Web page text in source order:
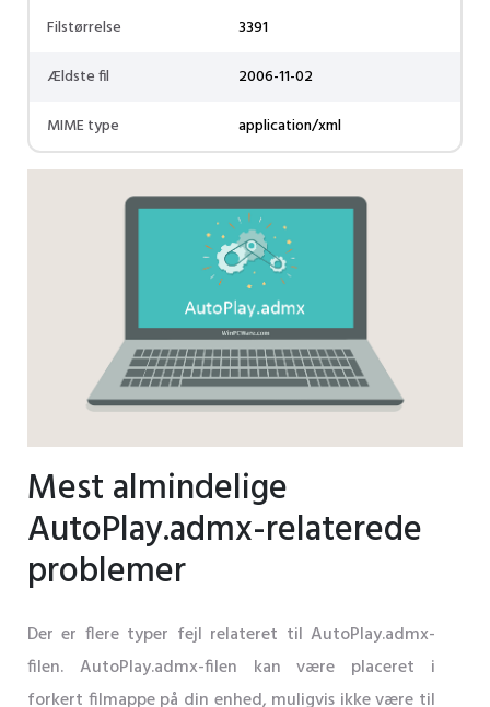
Filstørrelse
3391
Ældste fil
2006-11-02
MIME type
application/xml
Mest almindelige
AutoPlay.admx-relaterede
problemer
Der er flere typer fejl relateret til AutoPlay.admx-
filen. AutoPlay.admx-filen kan være placeret i
forkert filmappe på din enhed, muligvis ikke være til